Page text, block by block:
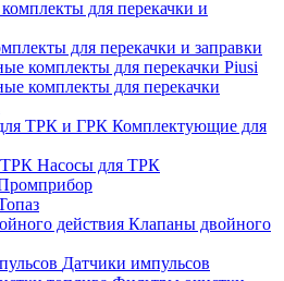
для перекачки и заправки
комплекты для перекачки Piusi
комплекты для перекачки
Комплектующие для
Насосы для ТРК
Клапаны двойного
Датчики импульсов